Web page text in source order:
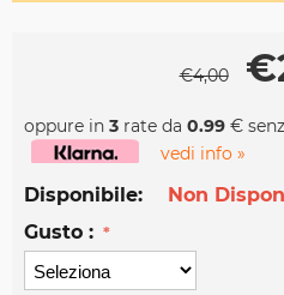
€4,00 €
oppure in 3 rate da 0.99 €
vedi info »
Disponibile:
Non
Gusto :